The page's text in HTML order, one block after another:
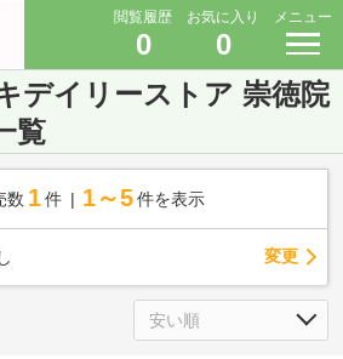
閲覧履歴
0
お気に入り
0
メニュー
デイリーストア 崇徳院
覧
数 1 件 1～5 件を表示
変更